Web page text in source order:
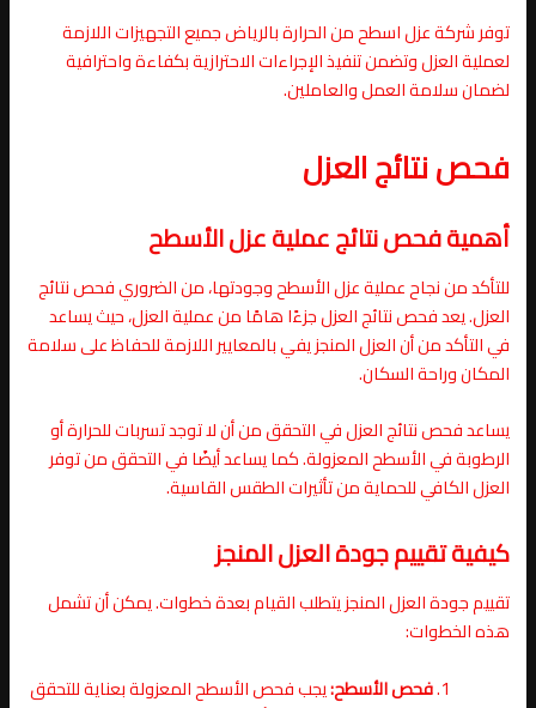
توفر شركة عزل اسطح من الحرارة بالرياض جميع التجهيزات اللازمة
لعملية العزل وتضمن تنفيذ الإجراءات الاحترازية بكفاءة واحترافية
لضمان سلامة العمل والعاملين.
فحص نتائج العزل
أهمية فحص نتائج عملية عزل الأسطح
للتأكد من نجاح عملية عزل الأسطح وجودتها، من الضروري فحص نتائج
العزل. يعد فحص نتائج العزل جزءًا هامًا من عملية العزل، حيث يساعد
في التأكد من أن العزل المنجز يفي بالمعايير اللازمة للحفاظ على سلامة
المكان وراحة السكان.
يساعد فحص نتائج العزل في التحقق من أن لا توجد تسربات للحرارة أو
الرطوبة في الأسطح المعزولة. كما يساعد أيضًا في التحقق من توفر
العزل الكافي للحماية من تأثيرات الطقس القاسية.
كيفية تقييم جودة العزل المنجز
تقييم جودة العزل المنجز يتطلب القيام بعدة خطوات. يمكن أن تشمل
هذه الخطوات:
فحص الأسطح:يجب فحص الأسطح المعزولة بعناية للتحقق